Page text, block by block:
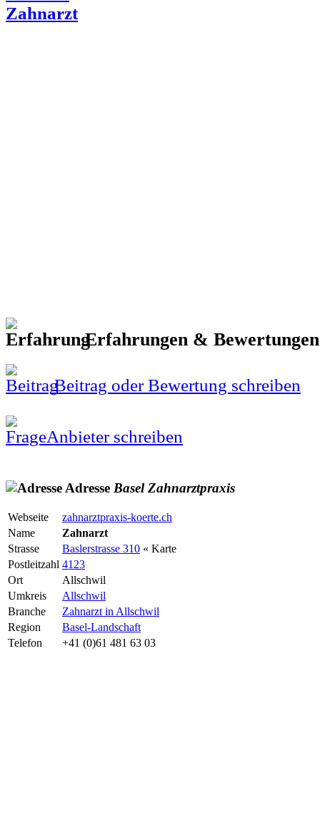
Zahnarzt
Erfahrungen &
Beitrag oder Bewertung schreiben
Anbieter schreiben
Adresse Basel Zahnarztpraxis
Webseite
zahnarztpraxis-koerte.ch
Name
Zahnarzt
Strasse
Baslerstrasse 310 « Karte
Postleitzahl 4123
Ort
Allschwil
Umkreis
Allschwil
Branche
Zahnarzt in Allschwil
Region
Basel-Landschaft
Telefon
+41 (0)61 481 63 03